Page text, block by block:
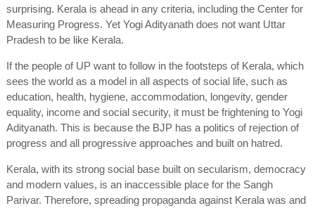
surprising. Kerala is ahead in any criteria, including the Center for
Measuring Progress. Yet Yogi Adityanath does not want Uttar
Pradesh to be like Kerala.
If the people of UP want to follow in the footsteps of Kerala, which
sees the world as a model in all aspects of social life, such as
education, health, hygiene, accommodation, longevity, gender
equality, income and social security, it must be frightening to Yogi
Adityanath. This is because the BJP has a politics of rejection of
progress and all progressive approaches and built on hatred.
Kerala, with its strong social base built on secularism, democracy
and modern values, is an inaccessible place for the Sangh
Parivar. Therefore, spreading propaganda against Kerala was and